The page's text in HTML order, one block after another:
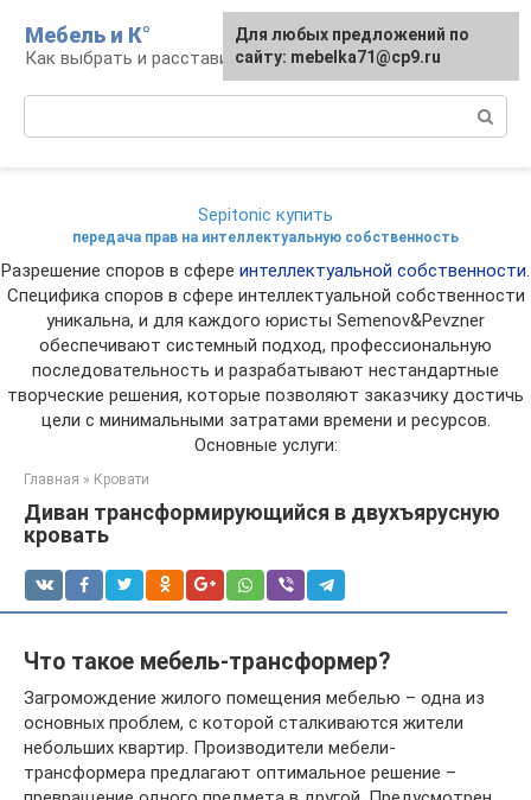
контенту
Мебель и К°
Как выбрать и расставить мебель
Sepitonic купить
передача прав на интеллектуальную собственность
Разрешение споров в сфере интеллектуальной собственности.
Специфика споров в сфере интеллектуальной собственности
уникальна, и для каждого юристы Semenov&Pevzner
обеспечивают системный подход, профессиональную
последовательность и разрабатывают нестандартные
творческие решения, которые позволяют заказчику достичь
цели с минимальными затратами времени и ресурсов.
Основные услуги:
Главная » Кровати
Диван трансформирующийся в двухъярусную
кровать
Что такое мебель-трансформер?
Загромождение жилого помещения мебелью – одна из
основных проблем, с которой сталкиваются жители
небольших квартир. Производители мебели-
трансформера предлагают оптимальное решение –
Для любых предложений по
сайту: mebelka71@cp9.ru